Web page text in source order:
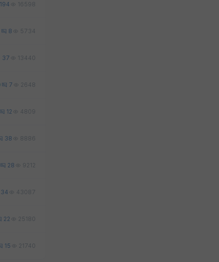
194 16598
8 5734
37 13440
7 2648
12 4809
38 8886
28 9212
34 43087
22 25180
15 21740